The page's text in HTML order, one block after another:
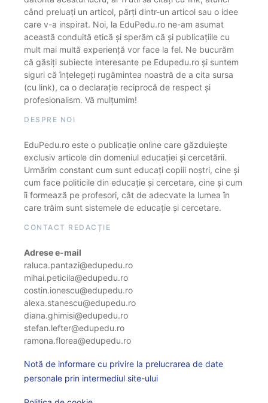
când preluați un articol, părți dintr-un articol sau o idee
care v-a inspirat. Noi, la EduPedu.ro ne-am asumat
această conduită etică și sperăm că și publicațiile cu
mult mai multă experiență vor face la fel. Ne bucurăm
că găsiți subiecte interesante pe Edupedu.ro și suntem
siguri că înțelegeți rugămintea noastră de a cita sursa
(cu link), ca o declarație reciprocă de respect și
profesionalism. Vă mulțumim!
DESPRE NOI
EduPedu.ro este o publicație online care găzduiește
exclusiv articole din domeniul educației și cercetării.
Urmărim constant cum sunt educați copiii noștri, cine și
cum face politicile din educație și cercetare, cine și cum
îi formează pe profesori, cât de adecvate la lumea în
care trăim sunt sistemele de educație și cercetare.
CONTACT REDACȚIE
Adrese e-mail
raluca.pantazi@edupedu.ro
mihai.peticila@edupedu.ro
costin.ionescu@edupedu.ro
alexa.stanescu@edupedu.ro
diana.ghimisi@edupedu.ro
stefan.lefter@edupedu.ro
ramona.florea@edupedu.ro
Notă de informare cu privire la prelucrarea de date
personale prin intermediul site-ului